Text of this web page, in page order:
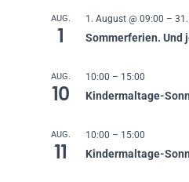
AUG.
1
1. August @ 09:00 –
Sommerferien. Und
AUG.
10
10:00 – 15:00
Kindermaltage-
AUG.
11
10:00 – 15:00
Kindermaltage-